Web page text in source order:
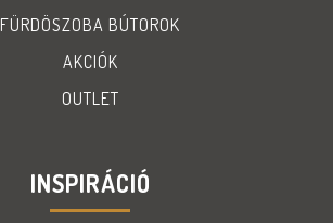
FÜRDÖSZOBA BÚTOROK
AKCIÓK
OUTLET
INSPIRÁCIÓ